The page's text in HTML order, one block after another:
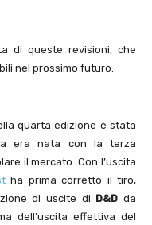
di queste revisioni, che
nel prossimo futuro.
quarta edizione è stata
era nata con la terza
il mercato. Con l’uscita
ha prima corretto il tiro,
di uscite di D&D da
dell’uscita effettiva del